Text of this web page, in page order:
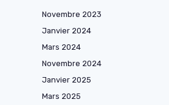
Novembre 2023
Janvier 2024
Mars 2024
Novembre 2024
Janvier 2025
Mars 2025